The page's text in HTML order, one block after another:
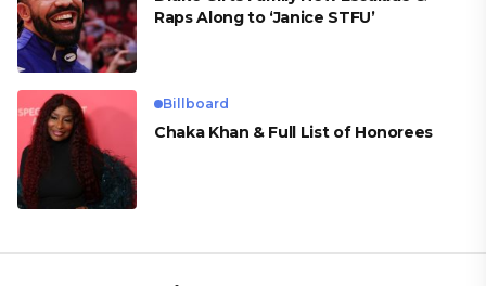
Raps Along to ‘Janice STFU’
Billboard
Chaka Khan & Full List of Honorees